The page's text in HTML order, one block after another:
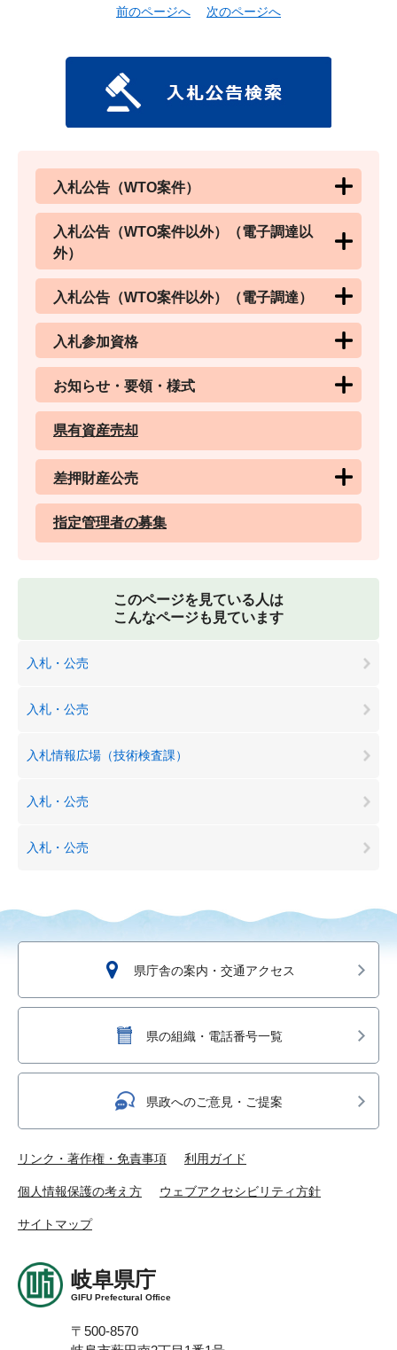
前のページへ 次のページへ
入札公告（WTO案件）
入札公告（WTO案件以外）（電子調達以
外）
入札公告（WTO案件以外）（電子調達）
入札参加資格
お知らせ・要領・様式
県有資産売却
差押財産公売
指定管理者の募集
このページを見ている人は
こんなページも見ています
入札・公売
入札・公売
入札情報広場（技術検査課）
入札・公売
入札・公売
県庁舎の案内・交通アクセス
県の組織・電話番号一覧
県政へのご意見・ご提案
リンク・著作権・免責事項 利用ガイド
個人情報保護の考え方 ウェブアクセシビリティ方針
サイトマップ
岐阜県庁
GIFU Prefectural Office
〒500-8570